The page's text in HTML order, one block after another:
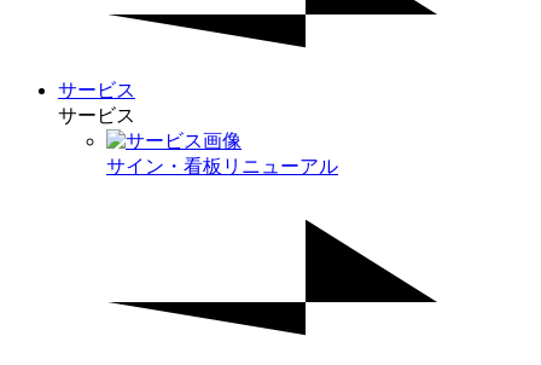
サービス
サービス
サイン・看板リニューアル